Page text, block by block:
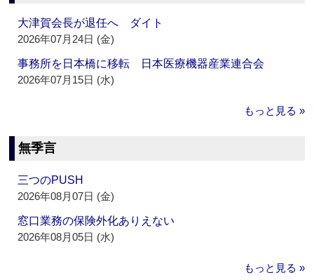
大津賀会長が退任へ ダイト
2026年07月24日 (金)
事務所を日本橋に移転 日本医療機器産業連合会
2026年07月15日 (水)
もっと見る »
無季言
三つのPUSH
2026年08月07日 (金)
窓口業務の保険外化ありえない
2026年08月05日 (水)
もっと見る »